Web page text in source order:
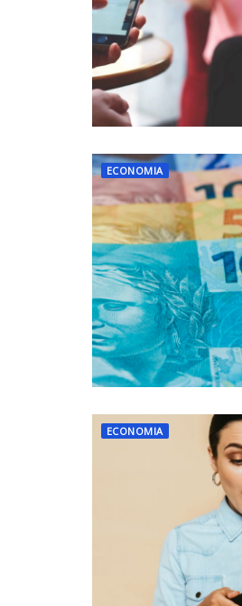
ECONOMIA
ECONOMIA